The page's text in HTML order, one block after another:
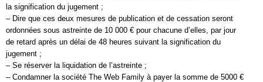
la signification du jugement ;
– Dire que ces deux mesures de publication et de cessation seront
ordonnées sous astreinte de 10 000 € pour chacune d’elles, par jour
de retard après un délai de 48 heures suivant la signification du
jugement ;
– Se réserver la liquidation de l’astreinte ;
– Condamner la société The Web Family à payer la somme de 5000 €